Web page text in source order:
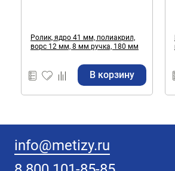
Ролик, ядро 41 мм, полиакрил,
ворс 12 мм, 8 мм ручка, 180 мм
В корзину
info@metizy.ru